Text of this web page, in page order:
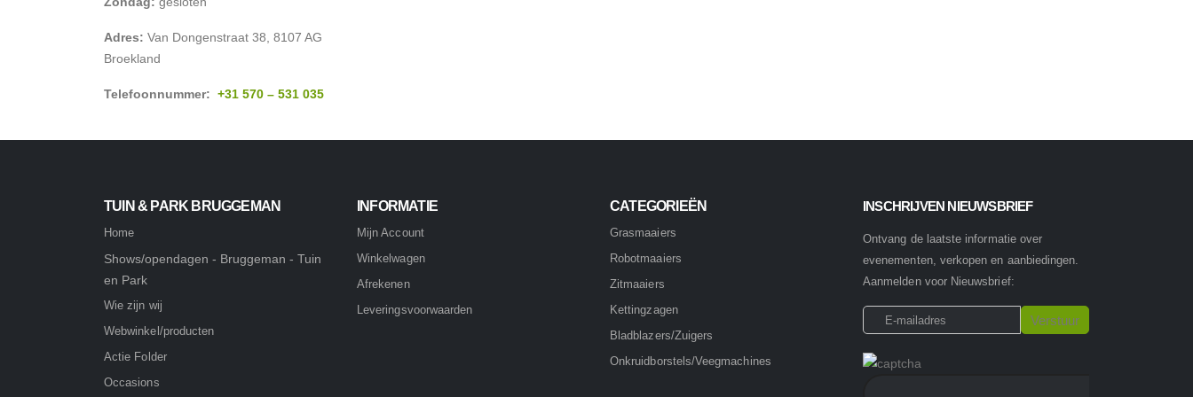
Adres: Van Dongenstraat 38, 8107 AG
Broekland
Telefoonnummer: +31 570 – 531 035
TUIN & PARK BRUGGEMAN
Home
Shows/opendagen - Bruggeman - Tuin
en Park
Wie zijn wij
Webwinkel/producten
Actie Folder
Occasions
INFORMATIE
Mijn Account
Winkelwagen
Afrekenen
Leveringsvoorwaarden
CATEGORIEËN
Grasmaaiers
Robotmaaiers
Zitmaaiers
Kettingzagen
Bladblazers/Zuigers
Onkruidborstels/Veegmachines
INSCHRIJVEN NIEUWSBRIEF
Ontvang de laatste informatie over
evenementen, verkopen en aanbiedingen.
Aanmelden voor Nieuwsbrief: